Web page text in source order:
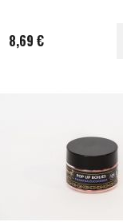
8,69 €